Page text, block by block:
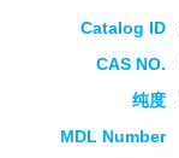
Catalog ID
CAS NO.
纯度
MDL Number